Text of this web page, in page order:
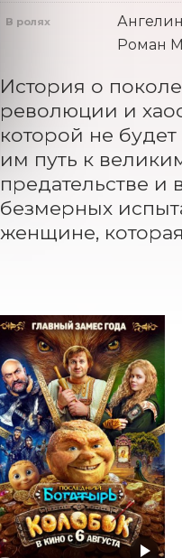
В ролях
Роман
История о
революции и
которой не
им путь к
предательстве и
безмерных
женщине,